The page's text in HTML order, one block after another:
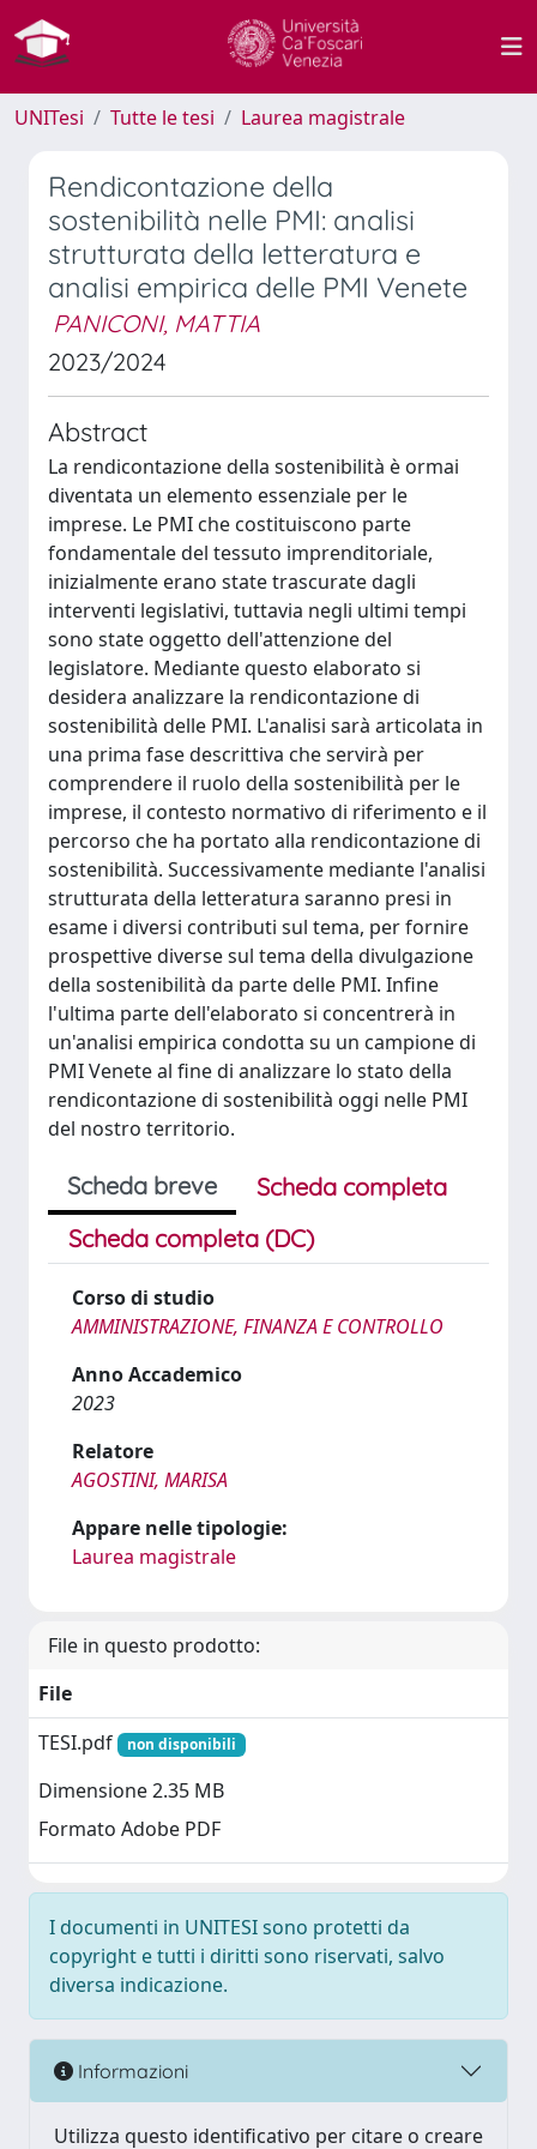
UNITesi Tutte le tesi Laurea magistrale
Rendicontazione della
sostenibilità nelle PMI: analisi
strutturata della letteratura e
analisi empirica delle PMI Venete
PANICONI, MATTIA
2023/2024
Abstract
La rendicontazione della sostenibilità è ormai
diventata un elemento essenziale per le
imprese. Le PMI che costituiscono parte
fondamentale del tessuto imprenditoriale,
inizialmente erano state trascurate dagli
interventi legislativi, tuttavia negli ultimi tempi
sono state oggetto dell'attenzione del
legislatore. Mediante questo elaborato si
desidera analizzare la rendicontazione di
sostenibilità delle PMI. L'analisi sarà articolata in
una prima fase descrittiva che servirà per
comprendere il ruolo della sostenibilità per le
imprese, il contesto normativo di riferimento e il
percorso che ha portato alla rendicontazione di
sostenibilità. Successivamente mediante l'analisi
strutturata della letteratura saranno presi in
esame i diversi contributi sul tema, per fornire
prospettive diverse sul tema della divulgazione
della sostenibilità da parte delle PMI. Infine
l'ultima parte dell'elaborato si concentrerà in
un'analisi empirica condotta su un campione di
PMI Venete al fine di analizzare lo stato della
rendicontazione di sostenibilità oggi nelle PMI
del nostro territorio.
Scheda breve
Scheda completa
Scheda completa (DC)
Corso di studio
AMMINISTRAZIONE, FINANZA E CONTROLLO
Anno Accademico
2023
Relatore
AGOSTINI, MARISA
Appare nelle tipologie:
Laurea magistrale
File in questo prodotto:
File
TESI.pdf
non disponibili
Dimensione 2.35 MB
Formato Adobe PDF
I documenti in UNITESI sono protetti da
copyright e tutti i diritti sono riservati, salvo
diversa indicazione.
Informazioni
Utilizza questo identificativo per citare o creare